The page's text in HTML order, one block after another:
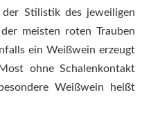
Stilistik des jeweiligen
meisten roten Trauben
ein Weißwein erzeugt
ohne Schalenkontakt
Weißwein heißt